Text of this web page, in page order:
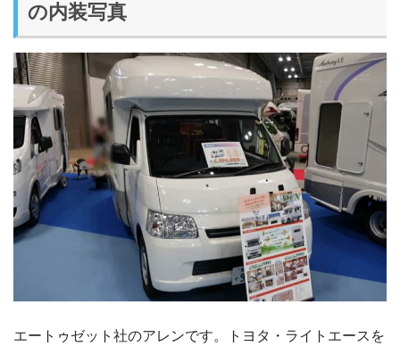
の内装写真
エートゥゼット社のアレンです。トヨタ・ライトエースを